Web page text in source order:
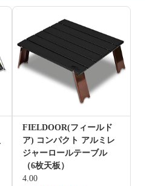
FIELDOOR(フィールド
ア) コンパクト アルミレ
ジャーロールテーブル
（6枚天板）
4.00